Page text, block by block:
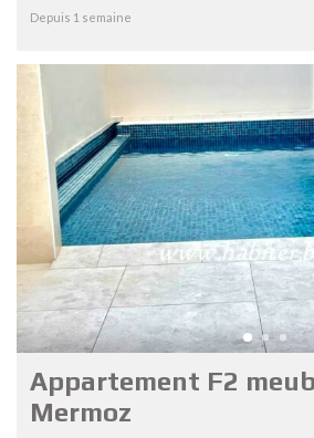
Depuis 1 semaine
Appartement F2
Mermoz